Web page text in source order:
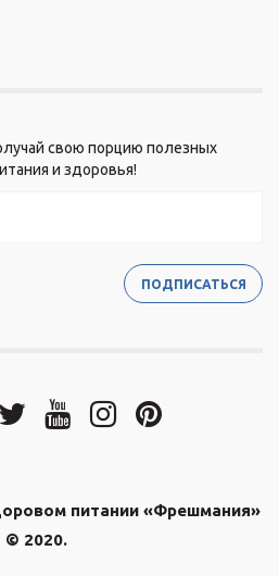
свою порцию полезных
и здоровья!
питании «Фрешмания»
© 2020.